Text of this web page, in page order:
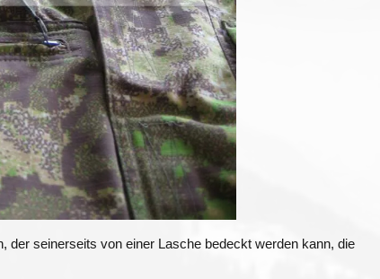
der seinerseits von einer Lasche bedeckt werden kann, die